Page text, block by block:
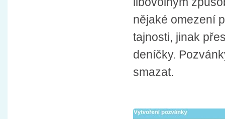
nějaké omezení
tajnosti, jinak
deníčky.
smazat.